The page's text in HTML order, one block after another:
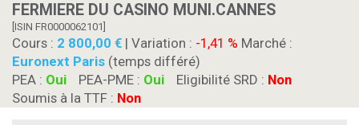
FERMIERE DU CASINO MUNI.CANNES
[ISIN FR0000062101]
Cours : 2 800,00 | Variation : -1,41 % Marché :
Euronext Paris (temps différé)
PEA : Oui PEA-PME : Oui Eligibilité SRD : Non
Soumis à la TTF : Non